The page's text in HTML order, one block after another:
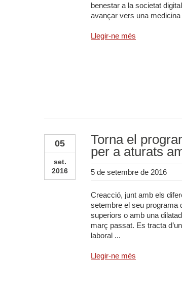
benestar a la societat
avançar vers una medicina
Llegir-ne més
05
set.
2016
Torna el
per a aturats
5 de setembre de 2016
Creacció, junt amb els
setembre el seu programa
superiors o amb una
març passat. Es tracta
laboral ...
Llegir-ne més